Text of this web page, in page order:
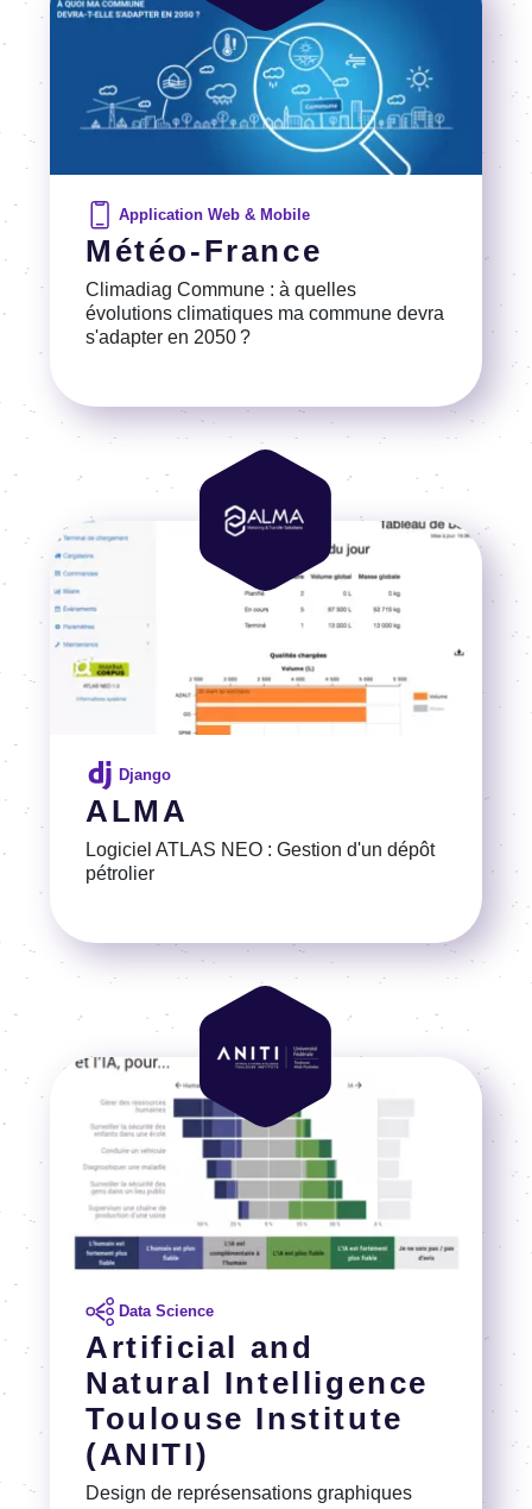
Météo-France
Climadiag Commune : à quelles
évolutions climatiques ma commune devra
s'adapter en 2050 ?
Application Web & Mobile
Voir la référence
ALMA
Logiciel ATLAS NEO : Gestion d'un dépôt
pétrolier
Django
Voir la référence
Image
Image
Artificial and
Natural Intelligence
Toulouse Institute
(ANITI)
Design de représensations graphiques
Data Science
Image
Image